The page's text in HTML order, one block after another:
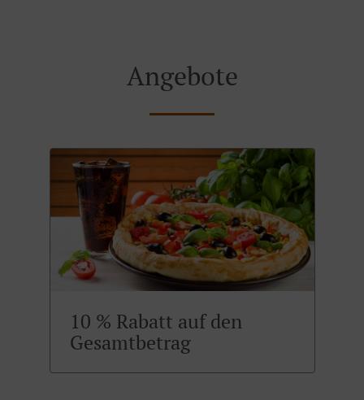
Angebote
10 % Rabatt auf den
Gesamtbetrag